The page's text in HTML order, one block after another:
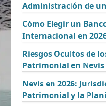
Administración de
Cómo Elegir un
Internacional en
Riesgos Ocultos de
Patrimonial en Nevis
Nevis en 2026:
Patrimonial y la